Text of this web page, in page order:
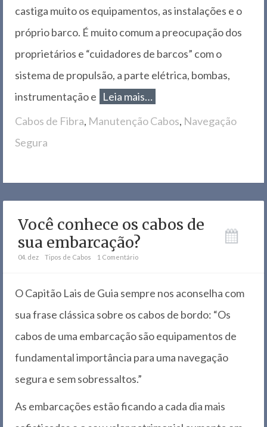
castiga muito os equipamentos, as instalações e o
próprio barco. É muito comum a preocupação dos
proprietários e “cuidadores de barcos” com o
sistema de propulsão, a parte elétrica, bombas,
instrumentação e Leia mais…
Cabos de Fibra, Manutenção Cabos, Navegação
Segura
Você conhece os cabos de
sua embarcação?
04. dez Tipos de Cabos 1 Comentário
O Capitão Lais de Guia sempre nos aconselha com
sua frase clássica sobre os cabos de bordo: “Os
cabos de uma embarcação são equipamentos de
fundamental importância para uma navegação
segura e sem sobressaltos.”
As embarcações estão ficando a cada dia mais